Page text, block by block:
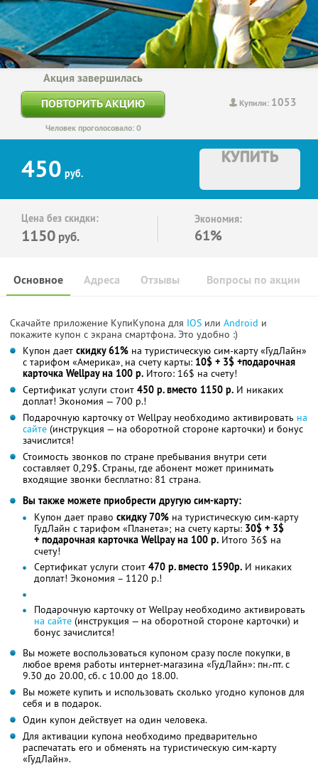
Купили: 1053
Акция завершилась
ПОВТОРИТЬ АКЦИЮ
Человек проголосовало: 0
450 руб.
КУПИТЬ
Цена без скидки:
1150 руб.
Экономия:
61%
Основное Отзывы Вопросы по акции
Адреса
Скачайте приложение КупиКупона для IOS или Android и
покажите купон с экрана смартфона. Это удобно :)
Купон дает скидку 61% на туристическую сим-карту «ГудЛайн»
с тарифом «Америка», на счету карты: 10$ + 3$ +подарочная
карточка Wellpay на 100 р. Итого: 16$ на счету!
Сертификат услуги стоит 450 р. вместо 1150 р. И никаких
доплат! Экономия — 700 р.!
Подарочную карточку от Wellpay необходимо активировать на
сайте (инструкция — на оборотной стороне карточки) и бонус
зачислится!
Стоимость звонков по стране пребывания внутри сети
составляет 0,29$. Страны, где абонент может принимать
входящие звонки бесплатно: 81 страна.
Вы также можете приобрести другую сим-карту:
Купон дает право скидку 70% на туристическую сим-карту
ГудЛайн с тарифом «Планета»; на счету карты: 30$ + 3$
+ подарочная карточка Wellpay на 100 р. Итого 36$ на
счету!
Сертификат услуги стоит 470 р. вместо 1590р. И никаких
доплат! Экономия – 1120 р.!
Подарочную карточку от Wellpay необходимо активировать
на сайте (инструкция — на оборотной стороне карточки) и
бонус зачислится!
Вы можете воспользоваться купоном сразу после покупки, в
любое время работы интернет-магазина «ГудЛайн»: пн.-пт. с
9.30 до 20.00, сб. с 10.00 до 18.00.
Вы можете купить и использовать сколько угодно купонов для
себя и в подарок.
Один купон действует на один человека.
Для активации купона необходимо предварительно
распечатать его и обменять на туристическую сим-карту
«ГудЛайн».